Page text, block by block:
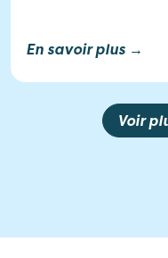
En savoir plus →
Voir